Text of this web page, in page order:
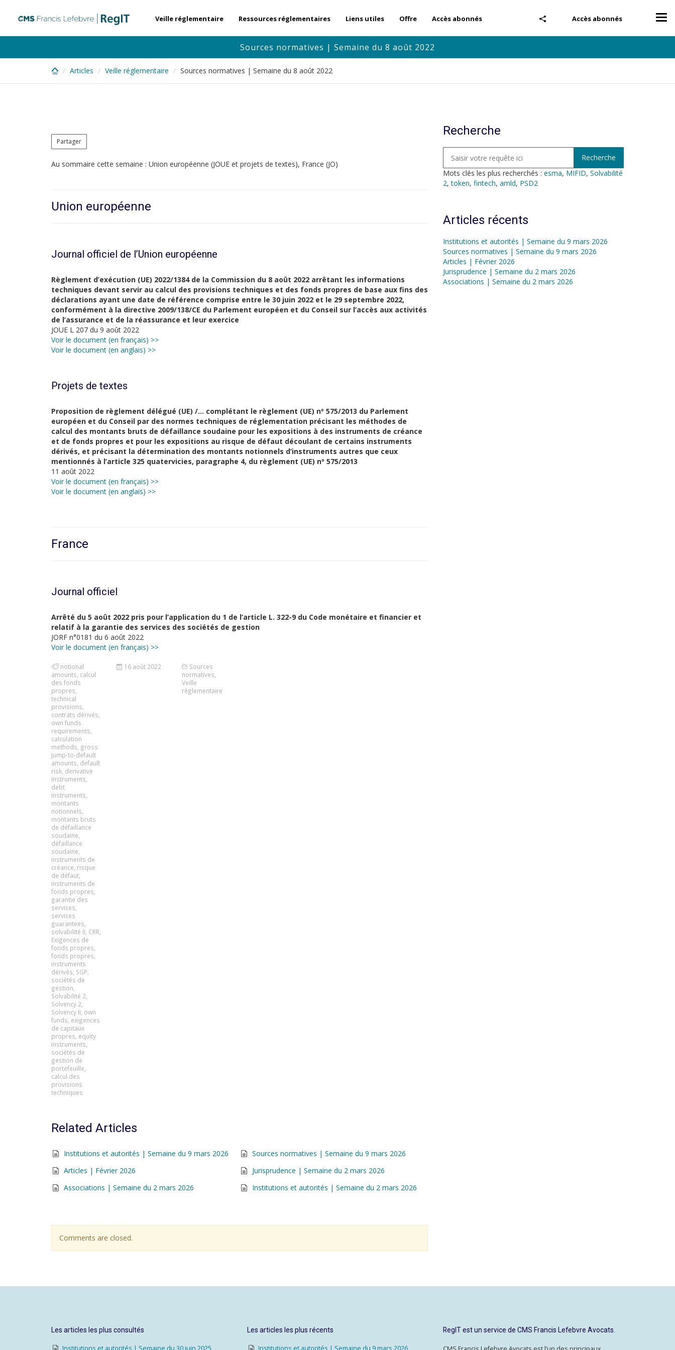
content
Accès abonnés
Veille réglementaire Ressources réglementaires Liens utiles Offre Accès abonnés
Sources normatives | Semaine du 8 août 2022
Articles Veille réglementaire Sources normatives | Semaine du 8 août 2022
Partager
Au sommaire cette semaine : Union européenne (JOUE et projets de textes), France (JO)
Union européenne
Journal officiel de l’Union européenne
Règlement d’exécution (UE) 2022/1384 de la Commission du 8 août 2022 arrêtant les informations
techniques devant servir au calcul des provisions techniques et des fonds propres de base aux fins des
déclarations ayant une date de référence comprise entre le 30 juin 2022 et le 29 septembre 2022,
conformément à la directive 2009/138/CE du Parlement européen et du Conseil sur l’accès aux activités
de l’assurance et de la réassurance et leur exercice
JOUE L 207 du 9 août 2022
Voir le document (en français) >>
Voir le document (en anglais) >>
Projets de textes
Proposition de règlement délégué (UE) /… complétant le règlement (UE) nº 575/2013 du Parlement
européen et du Conseil par des normes techniques de réglementation précisant les méthodes de
calcul des montants bruts de défaillance soudaine pour les expositions à des instruments de créance
et de fonds propres et pour les expositions au risque de défaut découlant de certains instruments
dérivés, et précisant la détermination des montants notionnels d’instruments autres que ceux
mentionnés à l’article 325 quatervicies, paragraphe 4, du règlement (UE) nº 575/2013
11 août 2022
Voir le document (en français) >>
Voir le document (en anglais) >>
France
Journal officiel
Arrêté du 5 août 2022 pris pour l’application du 1 de l’article L. 322-9 du Code monétaire et financier et
relatif à la garantie des services des sociétés de gestion
JORF n°0181 du 6 août 2022
Voir le document (en français) >>
notional
amounts calcul
des fonds
propres
technical
provisions
contrats dérivés
own funds
requirements
calculation
methods gross
jump-to-default
amounts default
risk derivative
instruments
debt
instruments
montants
notionnels
montants bruts
de défaillance
soudaine
défaillance
soudaine
instruments de
créance risque
de défaut
instruments de
fonds propres
garantie des
services
services
guarantees
solvabilité II CRR
Exigences de
fonds propres
fonds propres
instruments
dérivés SGP
sociétés de
gestion
Solvabilité 2
Solvency 2
Solvency II own
funds exigences
de capitaux
propres equity
instruments
sociétés de
gestion de
portefeuille
calcul des
provisions
techniques
16 août 2022
Sources
normatives
Veille
réglementaire
Related Articles
Institutions et autorités | Semaine du 9 mars 2026
Sources normatives | Semaine du 9 mars 2026
Articles | Février 2026
Jurisprudence | Semaine du 2 mars 2026
Associations | Semaine du 2 mars 2026
Institutions et autorités | Semaine du 2 mars 2026
Comments are closed.
Recherche
Mots clés les plus recherchés : esma, MIFID, Solvabilité
2,token, fintech, amld, PSD2
Articles récents
Institutions et autorités | Semaine du 9 mars 2026
Sources normatives | Semaine du 9 mars 2026
Articles | Février 2026
Jurisprudence | Semaine du 2 mars 2026
Associations | Semaine du 2 mars 2026
Les articles les plus consultés
Institutions et autorités | Semaine du 30 juin 2025
Les articles les plus récents
Institutions et autorités | Semaine du 9 mars 2026
RegIT est un service de CMS Francis Lefebvre Avocats.